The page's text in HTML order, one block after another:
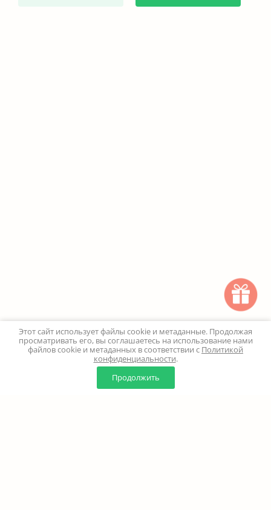
0
Корзина
Этот сайт использует файлы cookie и метаданные. Продолжая
просматривать его, вы соглашаетесь на использование нами
файлов cookie и метаданных в соответствии с Политикой
конфиденциальности.
Продолжить